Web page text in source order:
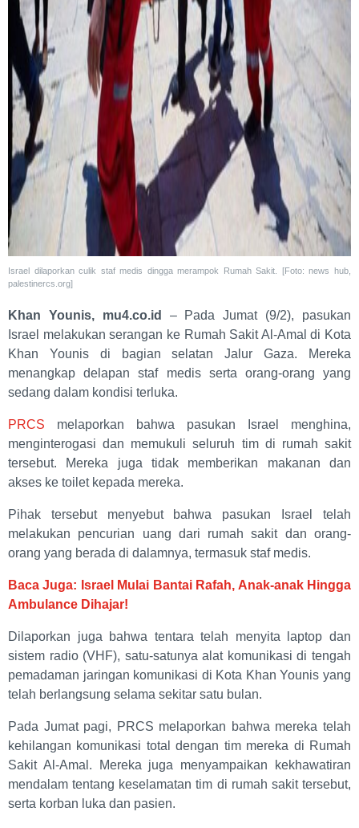
Israel dilaporkan culik staf medis dingga merampok Rumah Sakit. [Foto: news hub,
palestinercs.org]
Khan Younis, mu4.co.id
– Pada Jumat (9/2), pasukan
Israel melakukan serangan ke Rumah Sakit Al-Amal di Kota
Khan Younis di bagian selatan Jalur Gaza. Mereka
menangkap delapan staf medis serta orang-orang yang
sedang dalam kondisi terluka.
PRCS melaporkan bahwa pasukan Israel menghina,
menginterogasi dan memukuli seluruh tim di rumah sakit
tersebut. Mereka juga tidak memberikan makanan dan
akses ke toilet kepada mereka.
Pihak tersebut menyebut bahwa pasukan Israel telah
melakukan pencurian uang dari rumah sakit dan orang-
orang yang berada di dalamnya, termasuk staf medis.
Baca Juga: Israel Mulai Bantai Rafah, Anak-anak Hingga
Ambulance Dihajar!
Dilaporkan juga bahwa tentara telah menyita laptop dan
sistem radio (VHF), satu-satunya alat komunikasi di tengah
pemadaman jaringan komunikasi di Kota Khan Younis yang
telah berlangsung selama sekitar satu bulan.
Pada Jumat pagi, PRCS melaporkan bahwa mereka telah
kehilangan komunikasi total dengan tim mereka di Rumah
Sakit Al-Amal. Mereka juga menyampaikan kekhawatiran
mendalam tentang keselamatan tim di rumah sakit tersebut,
serta korban luka dan pasien.